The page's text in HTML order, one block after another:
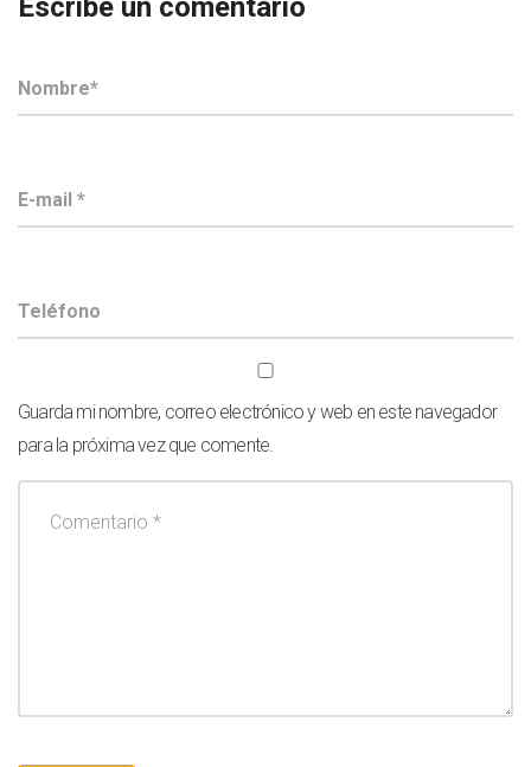
Escribe un comentario
Guarda mi nombre, correo electrónico y web en este navegador
para la próxima vez que comente.